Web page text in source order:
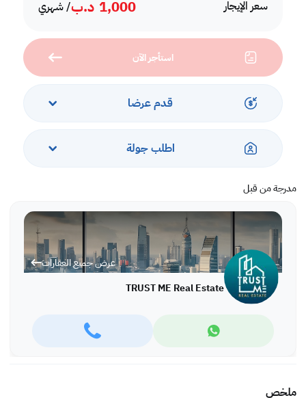
سعر الإيجار 1,000 د.ب/ شهري
استأجر الآن
قدم عرضا
اطلب جولة
مدرجة من قبل
عرض جميع العقارات
TRUST ME Real Estate
ملخص